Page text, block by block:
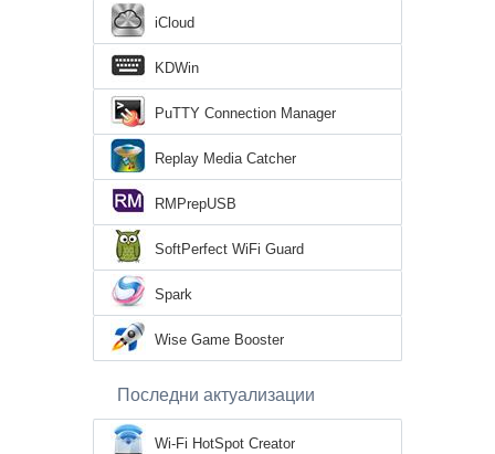
iCloud
KDWin
PuTTY Connection Manager
Replay Media Catcher
RMPrepUSB
SoftPerfect WiFi Guard
Spark
Wise Game Booster
Последни актуализации
Wi-Fi HotSpot Creator